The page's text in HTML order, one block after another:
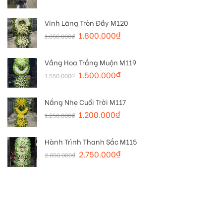
Vĩnh Lặng Tròn Đầy M120
1.850.000₫ 1.800.000₫
Vầng Hoa Trắng Muộn M119
1.550.000₫ 1.500.000₫
Nắng Nhẹ Cuối Trời M117
1.250.000₫ 1.200.000₫
Hành Trình Thanh Sắc M115
2.850.000₫ 2.750.000₫